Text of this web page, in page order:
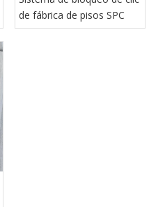
de fábrica de pisos SPC